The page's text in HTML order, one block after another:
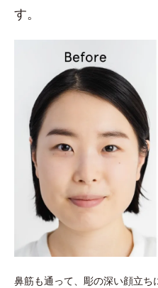
す。
鼻筋も通って、彫の深い顔立